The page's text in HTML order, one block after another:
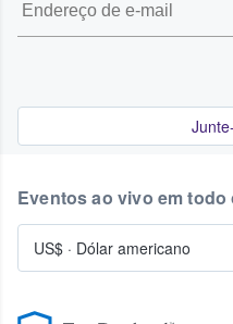
Eventos ao vivo em todo
US$ · Dólar americano